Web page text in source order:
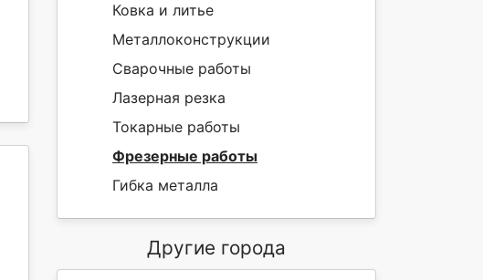
Ковка и литье
Металлоконструкции
Сварочные работы
Лазерная резка
Токарные работы
Фрезерные работы
Гибка металла
Другие города